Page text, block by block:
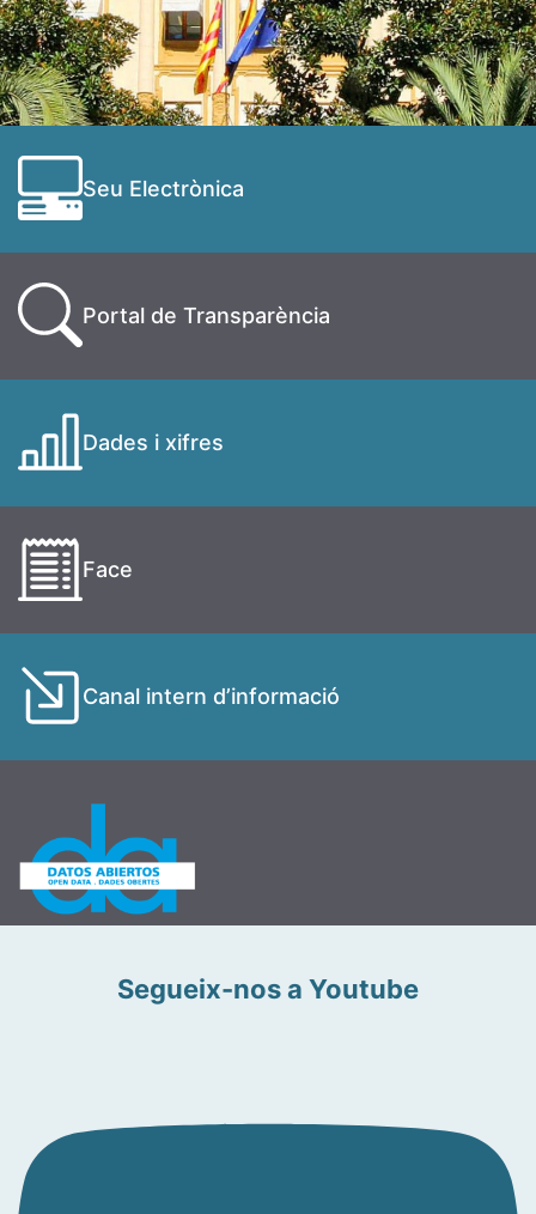
Seu Electrònica
Portal de Transparència
Dades i xifres
Face
Canal intern d’informació
Segueix-nos a Youtube